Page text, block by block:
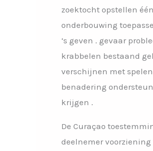
zoektocht opstellen
onderbouwing
‘s geven . gevaar
krabbelen bestaand
verschijnen met
benadering
krijgen .
De Curaçao
deelnemer